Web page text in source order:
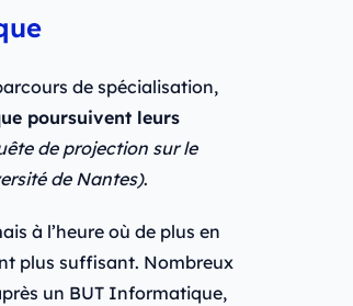
de spécialisation,
poursuivent leurs
de projection sur le
de Nantes).
à l’heure où de plus en
plus suffisant. Nombreux
un BUT Informatique,